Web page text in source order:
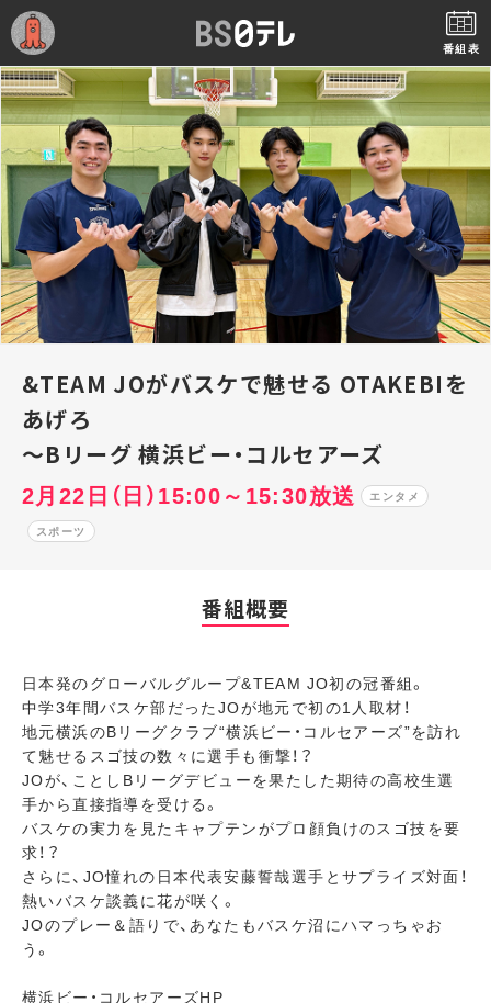
番組表
&TEAM JOがバスケで魅せる OTAKEBIを
あげろ
～Bリーグ 横浜ビー・コルセアーズ
2月22日（日）15:00～15:30放送
エンタメ
スポーツ
番組概要
日本発のグローバルグループ&TEAM JO初の冠番組。
中学3年間バスケ部だったJOが地元で初の1人取材！
地元横浜のBリーグクラブ“横浜ビー・コルセアーズ”を訪れ
て魅せるスゴ技の数々に選手も衝撃！？
JOが、ことしBリーグデビューを果たした期待の高校生選
手から直接指導を受ける。
バスケの実力を見たキャプテンがプロ顔負けのスゴ技を要
求！？
さらに、JO憧れの日本代表安藤誓哉選手とサプライズ対面！
熱いバスケ談義に花が咲く。
JOのプレー＆語りで、あなたもバスケ沼にハマっちゃお
う。
横浜ビー・コルセアーズHP